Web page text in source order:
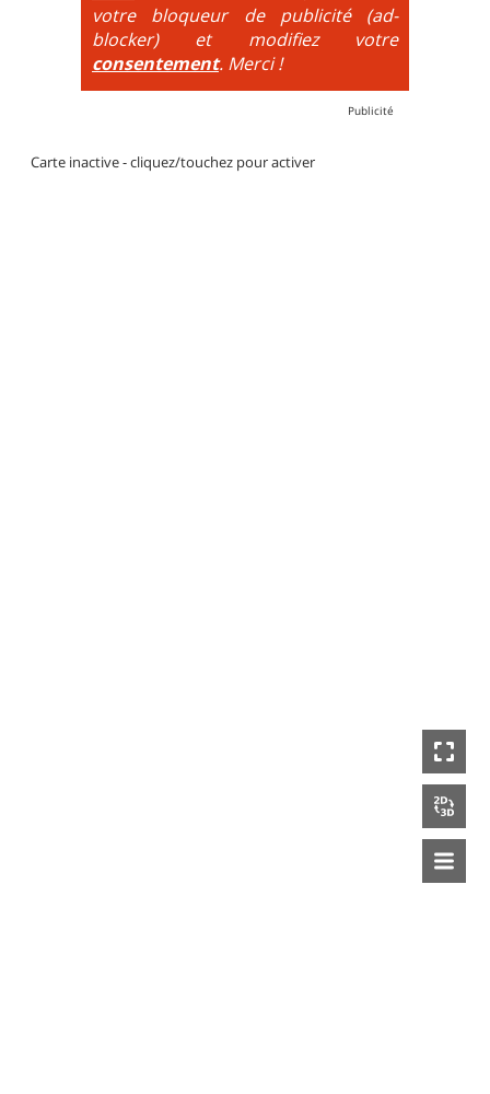
votre bloqueur de publicité (ad-
blocker) et modifiez votre
consentement. Merci !